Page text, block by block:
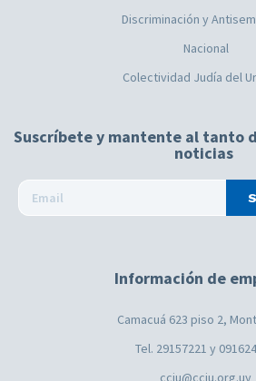
Discriminación y
Nacional
Colectividad Judía del
Suscríbete y mantente al tanto
noticias
Información de
Camacuá 623 piso 2,
Tel. 29157221 y
cciu@cciu.org.uy